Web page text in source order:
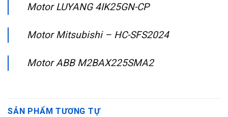
Motor LUYANG 4IK25GN-CP
Motor Mitsubishi – HC-SFS2024
Motor ABB M2BAX225SMA2
SẢN PHẨM TƯƠNG TỰ